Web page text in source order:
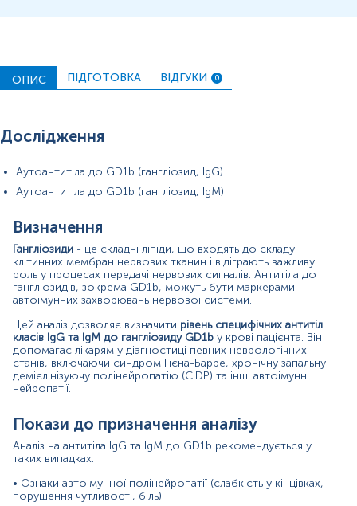
пацієнтів з раптовою прогресуючою слабкістю.
• Діагностика хронічної запальної демієлінізуючої
• Оцінка ризику автоімунних захворювань після
перенесених інфекцій (наприклад, після інфекції
• Моніторинг пацієнтів із вже встановленими
автоімунними неврологічними захворюваннями.
Значення результатів
Причини підвищення рівня антитіл IgG до GD1b:
• Аутоімунні захворювання: зокрема, синдром Гієна-
Барре, хронічна запальна демієлінізуюча
полінейропатія (CIDP), мультифокальна моторна
нейропатія.
• Паранеопластичні синдроми: деякі онкологічні
процеси можуть провокувати вироблення антитіл.
• Інфекційні захворювання: особливо після
запустити аутоімунну реакцію.
• Поствакцинальна імунна відповідь: рідкісне явище, але
може спостерігатися в окремих випадках.
• Неврологічні патології з аутоімунним механізмом: такі
як моносиндроми периферичної нервової системи.
ОПИС ПІДГОТОВКА ВІДГУКИ 0
Дослідження
Аутоантитіла до GD1b (гангліозид, IgG)
Аутоантитіла до GD1b (гангліозид, IgM)
Визначення
Гангліозиди - це складні ліпіди, що входять до складу
клітинних мембран нервових тканин і відіграють важливу
роль у процесах передачі нервових сигналів. Антитіла до
гангліозидів, зокрема GD1b, можуть бути маркерами
автоімунних захворювань нервової системи.
Цей аналіз дозволяє визначити рівень специфічних антитіл
класів IgG та IgM до гангліозиду GD1b у крові пацієнта. Він
допомагає лікарям у діагностиці певних неврологічних
станів, включаючи синдром Гієна-Барре, хронічну запальну
демієлінізуючу полінейропатію (CIDP) та інші автоімунні
нейропатії.
Покази до призначення аналізу
Аналіз на антитіла IgG та IgM до GD1b рекомендується у
таких випадках:
• Ознаки автоімунної полінейропатії (слабкість у кінцівках,
порушення чутливості, біль).